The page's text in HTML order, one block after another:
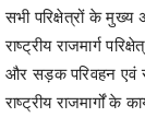
सभी परिक्षेत्रों के
राष्ट्रीय राजमार्ग
और सड़क परिवहन एवं
राष्ट्रीय राजमार्गों के